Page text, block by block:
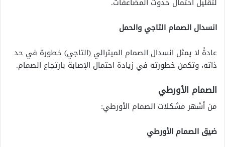
انسدال الصمام التاجي والحمل
عادةً لا يمثل انسدال الصمام الميترالي (التاجي) خطورة في حد
ذاته، وتكمن خطورته في زيادة احتمال الإصابة بارتجاع الصمام.
الصمام الأورطي
من أشهر مشكلات الصمام الأورطي:
ضيق الصمام الأورطي